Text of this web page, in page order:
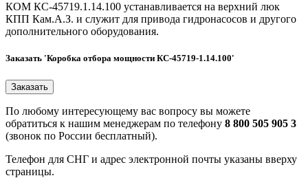
КОМ КС-45719.1.14.100 устанавливается на верхний люк
КПП Кам.А.З. и служит для привода гидронасосов и другого
дополнительного оборудования.
Заказать 'Коробка отбора мощности КС-45719-1.14.100'
По любому интересующему вас вопросу вы можете
обратиться к нашим менеджерам по телефону 8 800 505 905 3
(звонок по России бесплатный).
Телефон для СНГ и адрес электронной почты указаны вверху
страницы.